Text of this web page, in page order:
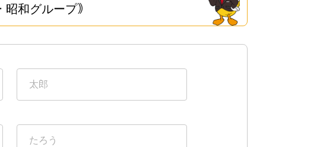
和グループ｠